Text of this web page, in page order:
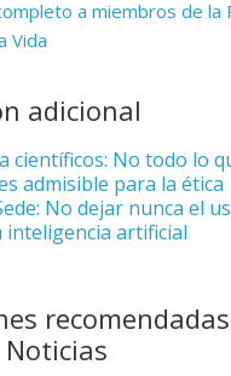
a miembros de la
Vida
adicional
científicos: No todo lo
admisible para la ética
No dejar nunca el
inteligencia artificial
Noticias